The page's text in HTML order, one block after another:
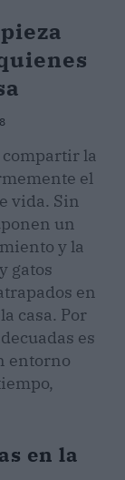
compartir la
el
vida. Sin
un
y la
gatos
en
casa. Por
es
entorno
en la